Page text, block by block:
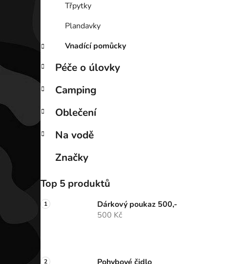
Třpytky
Plandavky
Vnadící pomůcky
Péče o úlovky
Camping
Oblečení
Na vodě
Značky
Top 5 produktů
Dárkový poukaz 500,-
500 Kč